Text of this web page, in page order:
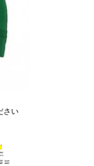
さい